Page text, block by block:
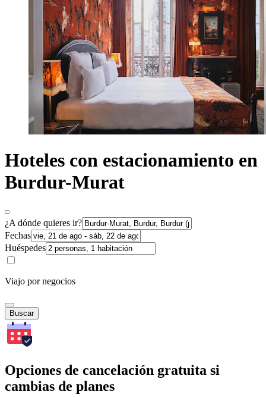
Hoteles con estacionamiento en
Burdur-Murat
¿A dónde quieres ir?
Fechas
Huéspedes
Viajo por negocios
Buscar
Opciones de cancelación gratuita si
cambias de planes